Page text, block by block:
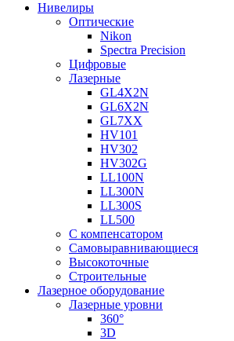
Нивелиры
Оптические
Nikon
Spectra Precision
Цифровые
Лазерные
GL4X2N
GL6X2N
GL7XX
HV101
HV302
HV302G
LL100N
LL300N
LL300S
LL500
С компенсатором
Самовыравнивающиеся
Высокоточные
Строительные
Лазерное оборудование
Лазерные уровни
360°
3D